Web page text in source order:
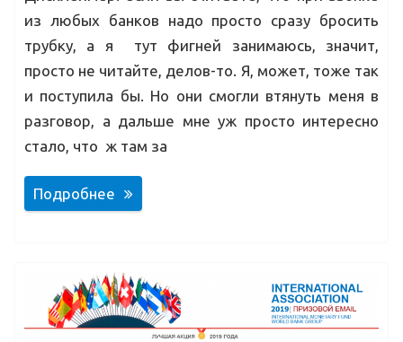
из любых банков надо просто сразу бросить
трубку, а я тут фигней занимаюсь, значит,
просто не читайте, делов-то. Я, может, тоже так
и поступила бы. Но они смогли втянуть меня в
разговор, а дальше мне уж просто интересно
стало, что ж там за
Подробнее